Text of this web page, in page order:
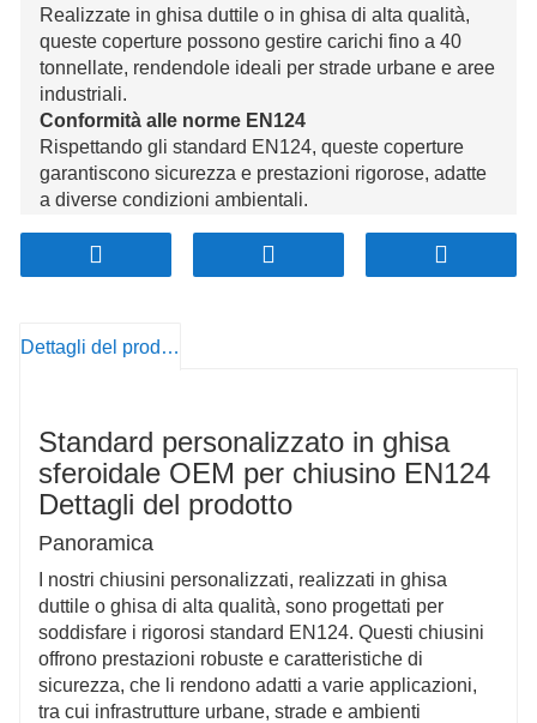
Realizzate in ghisa duttile o in ghisa di alta qualità,
queste coperture possono gestire carichi fino a 40
tonnellate, rendendole ideali per strade urbane e aree
industriali.
Conformità alle norme EN124
Rispettando gli standard EN124, queste coperture
garantiscono sicurezza e prestazioni rigorose, adatte
a diverse condizioni ambientali.
Disponibili in varie dimensioni e stili, con la possibilità
di aggiungere loghi o disegni personalizzati per la
Rivestito per resistere alla ruggine, garantendo durata
Sicurezza con design antiscivolo
La superficie antiscivolo garantisce una maggiore
sicurezza per pedoni e veicoli in condizioni bagnate o
scivolose.
Dettagli del prodotto
Standard personalizzato in ghisa
sferoidale OEM per chiusino EN124
Dettagli del prodotto
Panoramica
I nostri chiusini personalizzati, realizzati in ghisa
duttile o ghisa di alta qualità, sono progettati per
soddisfare i rigorosi standard EN124. Questi chiusini
offrono prestazioni robuste e caratteristiche di
sicurezza, che li rendono adatti a varie applicazioni,
tra cui infrastrutture urbane, strade e ambienti